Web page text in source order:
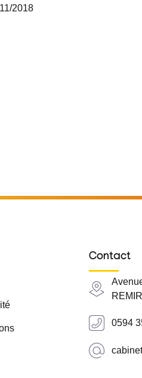
2018
Contact
0594